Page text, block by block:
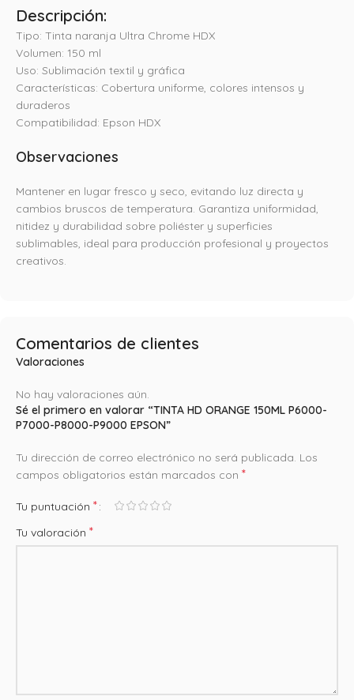
Descripción:
Tipo: Tinta naranja Ultra Chrome HDX
Volumen: 150 ml
Uso: Sublimación textil y gráfica
Características: Cobertura uniforme, colores intensos y
duraderos
Compatibilidad: Epson HDX
Observaciones
Mantener en lugar fresco y seco, evitando luz directa y
cambios bruscos de temperatura. Garantiza uniformidad,
nitidez y durabilidad sobre poliéster y superficies
sublimables, ideal para producción profesional y proyectos
creativos.
Comentarios de clientes
Valoraciones
No hay valoraciones aún.
Sé el primero en valorar “TINTA HD ORANGE 150ML P6000-
P7000-P8000-P9000 EPSON”
Tu dirección de correo electrónico no será publicada. Los
campos obligatorios están marcados con *
Tu puntuación *
Tu valoración *